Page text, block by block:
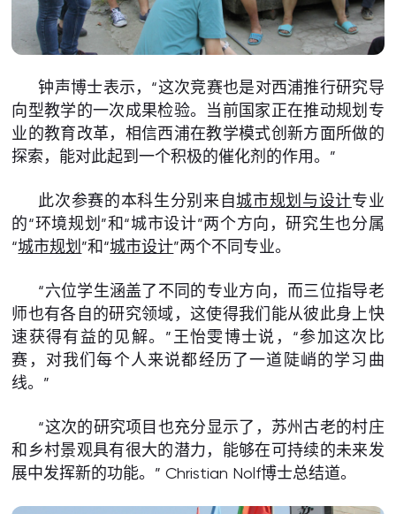
钟声博士表示，“这次竞赛也是对西浦推行研究导
向型教学的一次成果检验。当前国家正在推动规划专
业的教育改革，相信西浦在教学模式创新方面所做的
探索，能对此起到一个积极的催化剂的作用。”
此次参赛的本科生分别来自城市规划与设计专业
的“环境规划”和“城市设计”两个方向，研究生也分属
“城市规划 ”和“城市设计”两个不同专业。
“六位学生涵盖了不同的专业方向，而三位指导老
师也有各自的研究领域，这使得我们能从彼此身上快
速获得有益的见解。”王怡雯博士说，“参加这次比
赛，对我们每个人来说都经历了一道陡峭的学习曲
线。”
“这次的研究项目也充分显示了，苏州古老的村庄
和乡村景观具有很大的潜力，能够在可持续的未来发
展中发挥新的功能。” Christian Nolf博士总结道。